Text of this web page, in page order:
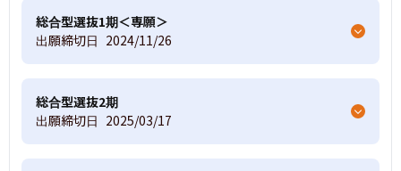
総合型選抜1期＜専願＞
出願締切日 2024/11/26
総合型選抜2期
出願締切日 2025/03/17